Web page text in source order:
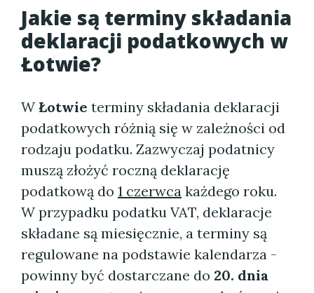
Jakie są terminy składania
deklaracji podatkowych w
Łotwie?
W Łotwie terminy składania deklaracji
podatkowych różnią się w zależności od
rodzaju podatku. Zazwyczaj podatnicy
muszą złożyć roczną deklarację
podatkową do 1 czerwca każdego roku.
W przypadku podatku VAT, deklaracje
składane są miesięcznie, a terminy są
regulowane na podstawie kalendarza -
powinny być dostarczane do 20. dnia